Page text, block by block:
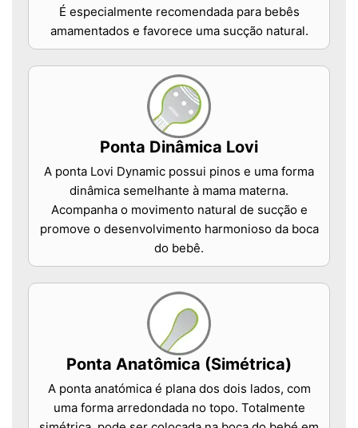
É especialmente recomendada para bebês
amamentados e favorece uma sucção natural.
Ponta Dinâmica Lovi
A ponta Lovi Dynamic possui pinos e uma forma
dinâmica semelhante à mama materna.
Acompanha o movimento natural de sucção e
promove o desenvolvimento harmonioso da boca
do bebê.
Ponta Anatômica (Simétrica)
A ponta anatómica é plana dos dois lados, com
uma forma arredondada no topo. Totalmente